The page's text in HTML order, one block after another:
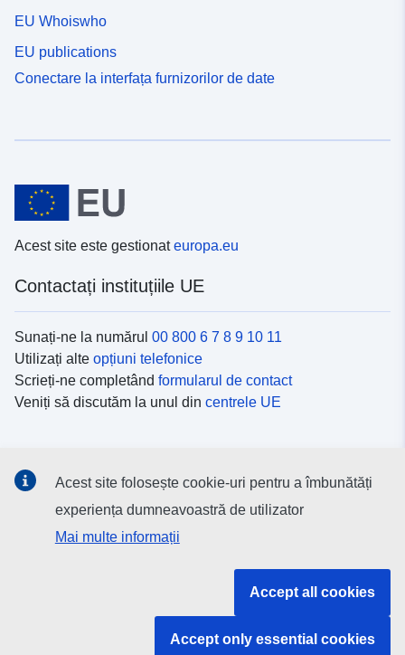
EU Whoiswho
EU publications
Conectare la interfața furnizorilor de date
Acest site este gestionateuropa.eu
Contactați instituțiile UE
Sunați-ne la numărul 00 800 6 7 8 9 10 11
Utilizați alte opțiuni telefonice
Scrieți-ne completând formularul de contact
Veniți să discutăm la unul din centrele UE
Descoperiți canalele UEpe rețelele sociale
Instituțiile și organismele UE
Acest site folosește cookie-uri pentru a îmbunătăți
experiența dumneavoastră de utilizator
Mai multe informații
Accept all cookies
Accept only essential cookies